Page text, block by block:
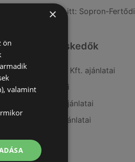
A(z) Tesco üzletei itt: Sopron-Fertődi
kiskereskedők
Penny-Market Kft. ajánlatai
Coop ajánlatai
A(z) FullDiszkont ajánlatai
A(z) Coop Tisza ajánlatai
×
ön
valamint